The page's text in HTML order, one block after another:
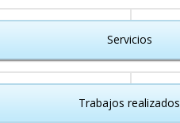
Servicios
Trabajos realizados